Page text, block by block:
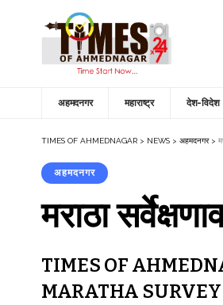
अहमदनगर महाराष्ट्र देश-विदेश
TIMES OF AHMEDNAGAR > NEWS > अहमदनगर>
अहमदनगर
मराठा
TIMES OF
MARATHA